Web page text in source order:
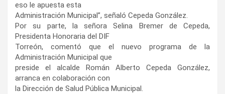
eso le apuesta esta
Administración Municipal”, señaló Cepeda González.
Por su parte, la señora Selina Bremer de Cepeda,
Presidenta Honoraria del DIF
Torreón, comentó que el nuevo programa de la
Administración Municipal que
preside el alcalde Román Alberto Cepeda González,
arranca en colaboración con
la Dirección de Salud Pública Municipal.